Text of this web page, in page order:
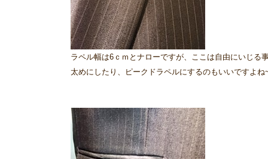
ラペル幅は6ｃｍとナローですが、ここは自由にいじる
太めにしたり、ピークドラペルにするのもいいですよね